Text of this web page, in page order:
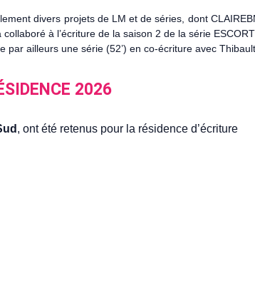
divers projets de LM et de séries, dont
à l’écriture de la saison 2 de la série
par ailleurs une série (52’) en co-écriture avec
2026
, ont été retenus pour la résidence d’écriture